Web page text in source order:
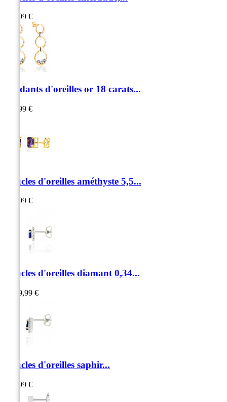
999,99 €
Pendants d'oreilles or 18 carats...
569,99 €
Boucles d'oreilles améthyste 5,5...
259,99 €
Boucles d'oreilles diamant 0,34...
1 599,99 €
Boucles d'oreilles saphir...
849,99 €